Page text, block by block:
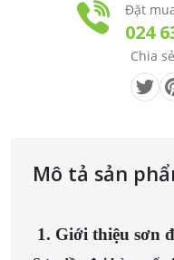
Đặt
024
Chia
Mô tả sản
1. Giới thiệu sơn